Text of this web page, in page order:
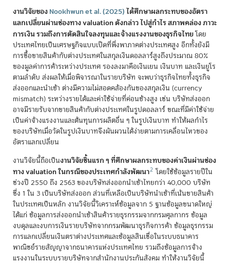
งานวิจัยของNookhwun et al. (2025)ได้ศึกษาผลกระทบของอัตรา
แลกเปลี่ยนผ่านช่องทาง valuation ดังกล่าว ไปสู่กำไร สภาพคล่อง ภาวะ
การเงิน รวมถึงการตัดสินใจลงทุนและจ้างแรงงานของธุรกิจไทยโดย
ประเทศไทยเป็นเศรษฐกิจแบบเปิดที่พึ่งพาภาคต่างประเทศสูง อีกทั้งยังมี
การซื้อขายสินค้ากับต่างประเทศในสกุลเงินดอลลาร์สูงถึงประมาณ 80%
ของมูลค่าการค้าระหว่างประเทศ รองลงมาคือเงินเยน เงินบาท และเงินยูโร
ตามลำดับ ส่งผลให้เมื่อพิจารณาในรายบริษัท จะพบว่าธุรกิจไทยทั้งธุรกิจ
ส่งออกและนำเข้า ต่างมีความไม่สอดคล้องกันของสกุลเงิน (currency
mismatch) ระหว่างรายได้และค่าใช้จ่ายที่ค่อนข้างสูง เช่น บริษัทส่งออก
อาจมีรายรับจากขายสินค้ากับต่างประเทศในรูปดอลลาร์ ขณะที่มีค่าใช้จ่าย
เป็นค่าจ้างแรงงานและต้นทุนการผลิตอื่น ๆ ในรูปเงินบาท ทำให้ผลกำไร
ของบริษัทเมื่อวัดในรูปเงินบาทจึงผันผวนได้ง่ายตามการเคลื่อนไหวของ
อัตราแลกเปลี่ยน
งานวิจัยนี้ถือเป็นงานวิจัยชิ้นแรก ๆ ที่ศึกษาผลกระทบของค่าเงินผ่านช่อง
ทาง valuation ในกรณีของประเทศกำลังพัฒนา2 โดยใช้ข้อมูลรายปีใน
ช่วงปี 2550 ถึง 2563 ของบริษัทส่งออกนำเข้าไทยกว่า 40,000 บริษัท
ซึ่ง 1 ใน 3 เป็นบริษัทส่งออก ส่วนที่เหลือเป็นบริษัทนำเข้าที่เน้นขายสินค้า
ในประเทศเป็นหลัก งานวิจัยนี้วิเคราะห์ข้อมูลจาก 5 ฐานข้อมูลขนาดใหญ่
ได้แก่ ข้อมูลการส่งออกนำเข้าสินค้ารายธุรกรรมจากกรมศุลกากร ข้อมูล
งบดุลและงบการเงินรายบริษัทจากกรมพัฒนาธุรกิจการค้า ข้อมูลธุรกรรม
การแลกเปลี่ยนเงินตราต่างประเทศและข้อมูลสินเชื่อในระบบธนาคาร
พาณิชย์รายสัญญาจากธนาคารแห่งประเทศไทย รวมถึงข้อมูลการจ้าง
แรงงานในระบบรายบริษัทจากสำนักงานประกันสังคม ทำให้งานวิจัยนี้